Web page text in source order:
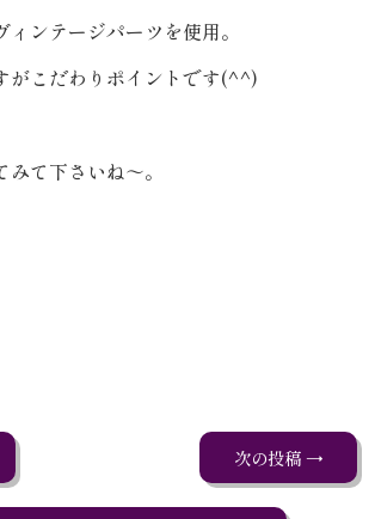
ンテージパーツを使用。
がこだわりポイントです(^^)
て下さいね～。
次の投稿 →